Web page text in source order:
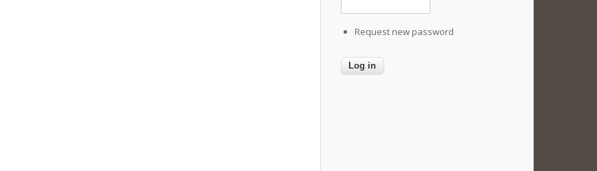
Request new password